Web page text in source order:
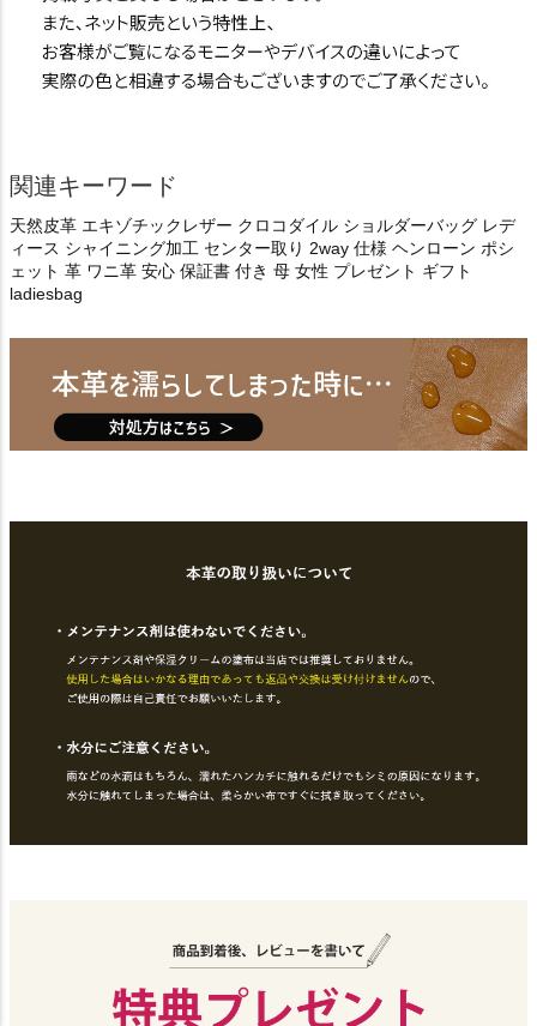
関連キーワード
天然皮革 エキゾチックレザー クロコダイル ショルダーバッグ レデ
ィース シャイニング加工 センター取り 2way 仕様 ヘンローン ポシ
ェット 革 ワニ革 安心 保証書 付き 母 女性 プレゼント ギフト
ladiesbag